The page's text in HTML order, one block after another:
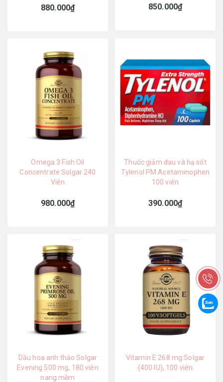
880.000₫ 850.000₫
Omega 3 Fish Oil
Concentrate Solgar 240
Viên
980.000₫
Thuốc giảm đau và hạ sốt
Tylenol PM Acetaminophen
100 viên
390.000₫
Dầu hoa anh thảo Solgar
Evening 500 mg, 180 viên
nang mềm
Vitamin E 268 mg Solgar
(400 IU), 100 viên